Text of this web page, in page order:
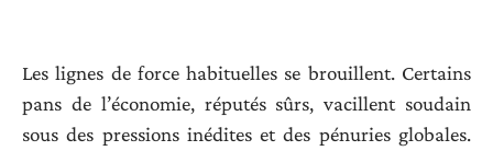
Les lignes de force habituelles se brouillent. Certains
pans de l’économie, réputés sûrs, vacillent soudain
sous des pressions inédites et des pénuries globales.